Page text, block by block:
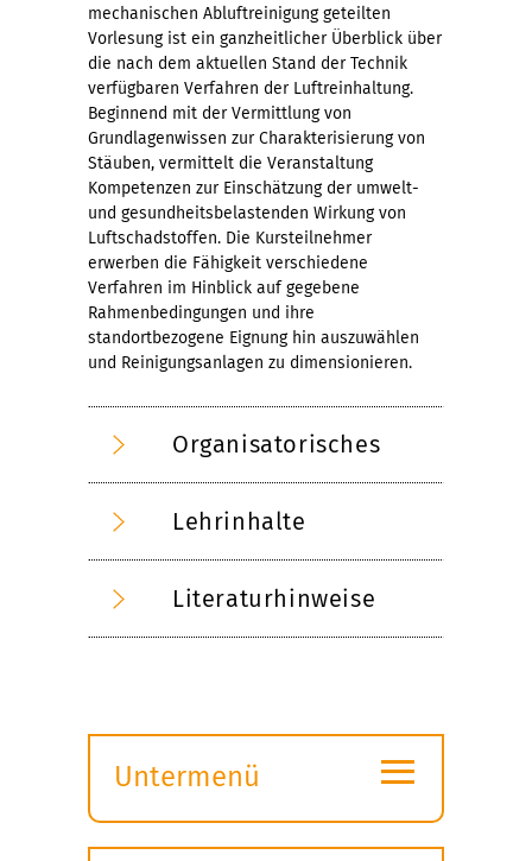
mechanischen Abluftreinigung geteilten
Vorlesung ist ein ganzheitlicher Überblick über
die nach dem aktuellen Stand der Technik
verfügbaren Verfahren der Luftreinhaltung.
Beginnend mit der Vermittlung von
Grundlagenwissen zur Charakterisierung von
Stäuben, vermittelt die Veranstaltung
Kompetenzen zur Einschätzung der umwelt-
und gesundheitsbelastenden Wirkung von
Luftschadstoffen. Die Kursteilnehmer
erwerben die Fähigkeit verschiedene
Verfahren im Hinblick auf gegebene
Rahmenbedingungen und ihre
standortbezogene Eignung hin auszuwählen
und Reinigungsanlagen zu dimensionieren.
Organisatorisches
Lehrinhalte
Literaturhinweise
Untermenü
öffnen
≡